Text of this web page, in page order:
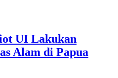
UI Lakukan
Alam di Papua